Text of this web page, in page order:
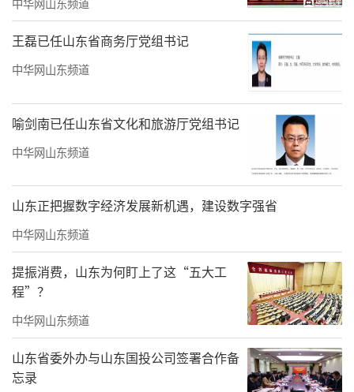
下，坚持“二为”方向和“双百”方针，坚持
以人民为中心的工作导向，大力开展了各项美
术活动，珠海市美术家协会的社会影响力、号
召力不断增强，各项工作取得了显著成效。
珠海市文学艺术界联合会党组书记、主席张邦雄致辞
王磊已任山东省商务厅党组书记
中华网山东频道
喻剑南已任山东省文化和旅游厅党组书记
中华网山东频道
山东正把握数字经济发展新机遇，建设数字强省
中华网山东频道
提振消费，山东为何盯上了这“五大工
程”？
中华网山东频道
山东省委外办与山东国投公司签署合作备
忘录